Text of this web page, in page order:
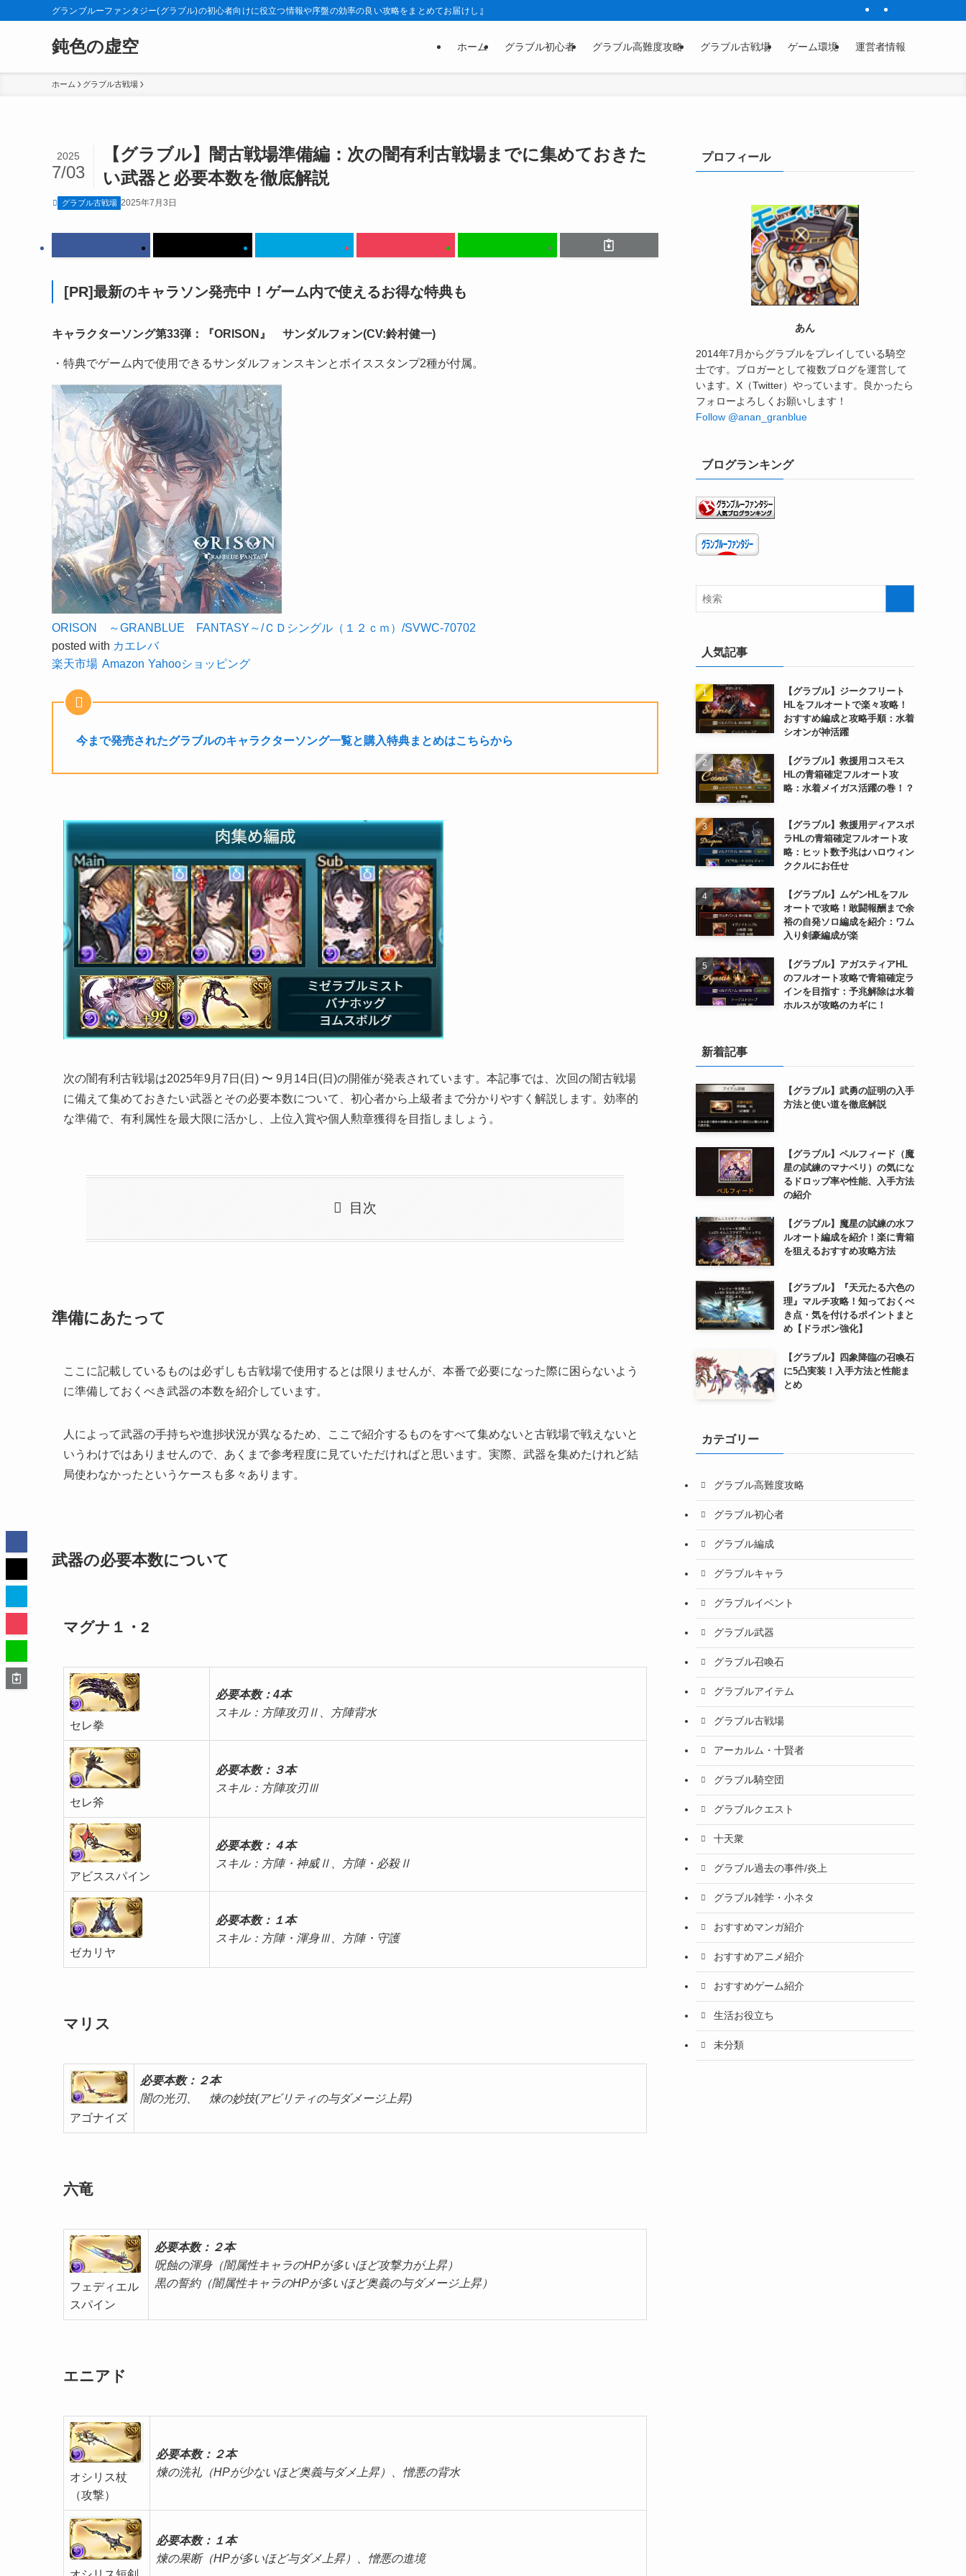
グランブルーファンタジー(グラブル)の初心者向けに役立つ情報や序盤の効率の良い攻略をまとめてお届けします。
鈍色の虚空 ホーム グラブル初心者 グラブル高難度攻略 グラブル古戦場 ゲーム環境 運営者情報
ホーム グラブル古戦場
【グラブル】闇古戦場準備編：次の闇有利古戦場までに集めておきた
い武器と必要本数を徹底解説
2025
7/03
グラブル古戦場 2025年7月3日
[PR]最新のキャラソン発売中！ゲーム内で使えるお得な特典も
キャラクターソング第33弾：『ORISON』 サンダルフォン(CV:鈴村健一)
・特典でゲーム内で使用できるサンダルフォンスキンとボイススタンプ2種が付属。
ORISON ～GRANBLUE FANTASY～/ＣＤシングル（１２ｃｍ）/SVWC-70702
posted with カエレバ
楽天市場 Amazon Yahooショッピング
今まで発売されたグラブルのキャラクターソング一覧と購入特典まとめはこちらから
次の闇有利古戦場は2025年9月7日(日) 〜 9月14日(日)の開催が発表されています。本記事では、次回の闇古戦場
に備えて集めておきたい武器とその必要本数について、初心者から上級者まで分かりやすく解説します。効率的
な準備で、有利属性を最大限に活かし、上位入賞や個人勲章獲得を目指しましょう。
目次
準備にあたって
ここに記載しているものは必ずしも古戦場で使用するとは限りませんが、本番で必要になった際に困らないよう
に準備しておくべき武器の本数を紹介しています。
人によって武器の手持ちや進捗状況が異なるため、ここで紹介するものをすべて集めないと古戦場で戦えないと
いうわけではありませんので、あくまで参考程度に見ていただければと思います。実際、武器を集めたけれど結
局使わなかったというケースも多々あります。
武器の必要本数について
マグナ１・2
セレ拳
必要本数：4本
スキル：方陣攻刃Ⅱ、方陣背水
セレ斧
必要本数： ３本
スキル：方陣攻刃Ⅲ
アビススパイン
必要本数： ４本
スキル：方陣・神威Ⅱ、方陣・必殺Ⅱ
ゼカリヤ
必要本数： １本
スキル：方陣・渾身Ⅲ、方陣・守護
マリス
アゴナイズ
必要本数： ２本
闇の光刃、 煉の妙技(アビリティの与ダメージ上昇)
六竜
フェディエル
スパイン
必要本数： ２本
呪蝕の渾身（闇属性キャラのHPが多いほど攻撃力が上昇）
黒の誓約（闇属性キャラのHPが多いほど奥義の与ダメージ上昇）
エニアド
オシリス杖
（攻撃）
必要本数：２本
煉の洗礼（HPが少ないほど奥義与ダメ上昇）、憎悪の背水
必要本数： １本
煉の果断（HPが多いほど与ダメ上昇）、憎悪の進境
プロフィール
あん
2014年7月からグラブルをプレイしている騎空
士です。ブロガーとして複数ブログを運営して
います。X（Twitter）やっています。良かったら
フォローよろしくお願いします！
Follow @anan_granblue
ブログランキング
人気記事
【グラブル】ジークフリート
HLをフルオートで楽々攻略！
おすすめ編成と攻略手順：水着
シオンが神活躍
【グラブル】救援用コスモス
HLの青箱確定フルオート攻
略：水着メイガス活躍の巻！？
【グラブル】救援用ディアスポ
ラHLの青箱確定フルオート攻
略：ヒット数予兆はハロウィン
ククルにお任せ
【グラブル】ムゲンHLをフル
オートで攻略！敢闘報酬まで余
裕の自発ソロ編成を紹介：ワム
入り剣豪編成が楽
【グラブル】アガスティアHL
のフルオート攻略で青箱確定ラ
インを目指す：予兆解除は水着
ホルスが攻略のカギに！
新着記事
【グラブル】武勇の証明の入手
方法と使い道を徹底解説
【グラブル】ペルフィード（魔
星の試練のマナベリ）の気にな
るドロップ率や性能、入手方法
の紹介
【グラブル】魔星の試練の水フ
ルオート編成を紹介！楽に青箱
を狙えるおすすめ攻略方法
【グラブル】『天元たる六色の
理』マルチ攻略！知っておくべ
き点・気を付けるポイントまと
め【ドラポン強化】
【グラブル】四象降臨の召喚石
に5凸実装！入手方法と性能ま
とめ
カテゴリー
グラブル高難度攻略
グラブル初心者
グラブル編成
グラブルキャラ
グラブルイベント
グラブル武器
グラブル召喚石
グラブルアイテム
グラブル古戦場
アーカルム・十賢者
グラブル騎空団
グラブルクエスト
十天衆
グラブル過去の事件/炎上
グラブル雑学・小ネタ
おすすめマンガ紹介
おすすめアニメ紹介
おすすめゲーム紹介
生活お役立ち
未分類